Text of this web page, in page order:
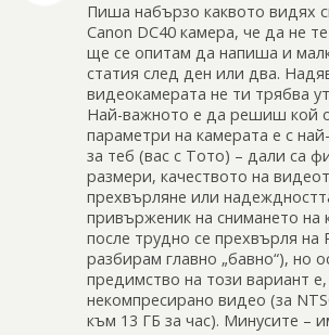
Пиша набързо каквото видях
Canon DC40 камера, че да не
ще се опитам да напиша и
статия след ден или два.
видеокамерата не ти трябва
Най-важното е да решиш кой
параметри на камерата е с
за теб (вас с Тото) – дали са
размери, качеството на
прехвърляне или
привърженик на снимането на
после трудно се прехвърля на
разбирам главно „бавно“), но
предимство на този вариант е,
некомпресирано видео (за
към 13 ГБ за час). Минусите –